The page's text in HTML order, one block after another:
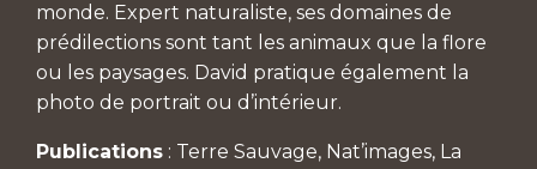
monde. Expert naturaliste, ses domaines de
prédilections sont tant les animaux que la flore
ou les paysages. David pratique également la
photo de portrait ou d’intérieur.
Publications : Terre Sauvage, Nat’images, La